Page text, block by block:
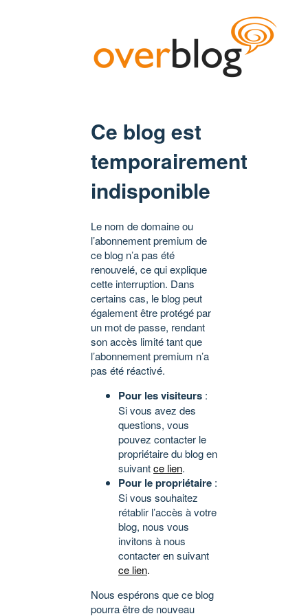
Ce blog est
temporairement
indisponible
Le nom de domaine ou
l’abonnement premium de
ce blog n’a pas été
renouvelé, ce qui explique
cette interruption. Dans
certains cas, le blog peut
également être protégé par
un mot de passe, rendant
son accès limité tant que
l’abonnement premium n’a
pas été réactivé.
Pour les visiteurs :
Si vous avez des
questions, vous
pouvez contacter le
propriétaire du blog en
suivantce lien.
Pour le propriétaire :
Si vous souhaitez
rétablir l’accès à votre
blog, nous vous
invitons à nous
contacter en suivant
ce lien.
Nous espérons que ce blog
pourra être de nouveau